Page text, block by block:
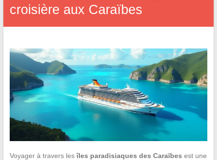
croisière aux Caraïbes
Voyager à travers lesîles paradisiaques des Caraïbes est une